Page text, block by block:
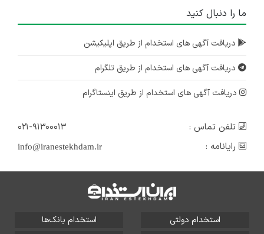
ما را دنبال کنید
دریافت آگهی های استخدام از طریق اپلیکیشن
دریافت آگهی های استخدام از طریق تلگرام
دریافت آگهی های استخدام از طریق اینستاگرام
تلفن تماس :
۰۲۱-۹۱۳۰۰۰۱۳
رایانامه :
info@iranestekhdam.ir
استخدام دولتی
استخدام بانک‌ها